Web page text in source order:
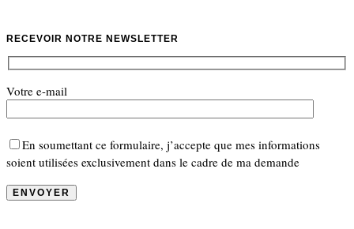
RECEVOIR NOTRE NEWSLETTER
Votre e-mail
En soumettant ce formulaire, j’accepte que mes informations
soient utilisées exclusivement dans le cadre de ma demande